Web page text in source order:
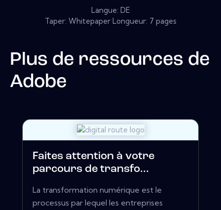
Langue: DE
Taper: Whitepaper Longueur: 7 pages
Plus de ressources de
Adobe
Faites attention à votre
parcours de transfo...
La transformation numérique est le
processus par lequel les entreprises